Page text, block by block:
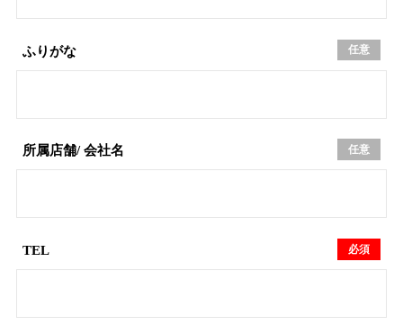
ふりがな 任意
所属店舗/会社名 任意
TEL 必須